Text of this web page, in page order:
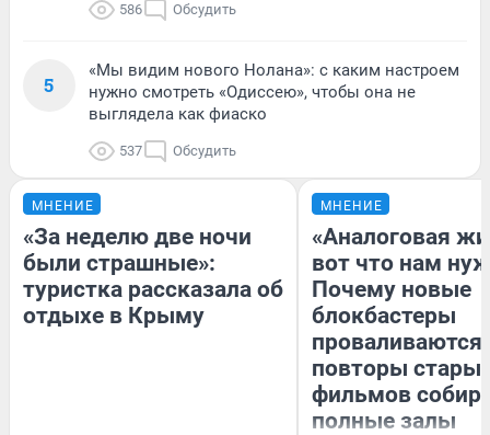
586 Обсудить
5
«Мы видим нового Нолана»: с каким настроем
нужно смотреть «Одиссею», чтобы она не
выглядела как фиаско
537 Обсудить
МНЕНИЕ
«За неделю две ночи
были страшные»:
туристка рассказала об
отдыхе в Крыму
МНЕНИЕ
«Аналоговая
вот что нам
Почему новые
блокбастеры
повторы
фильмов
полные залы